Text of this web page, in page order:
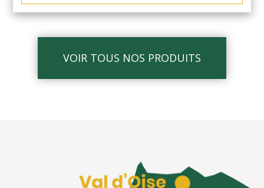
VOIR TOUS NOS PRODUITS